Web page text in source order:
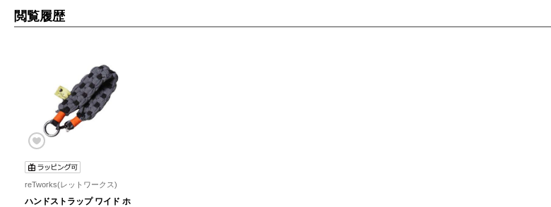
閲覧履歴
reTworks(レットワークス)
ハンドストラップ ワイド ホ